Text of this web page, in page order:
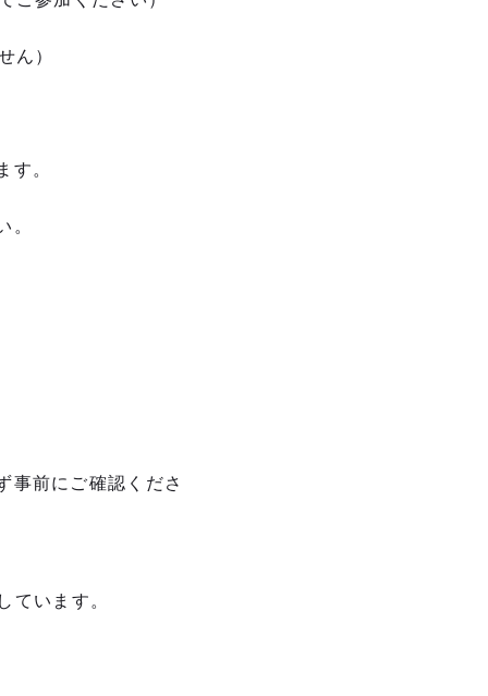
ん）
。
。
事前にご確認くださ
ています。